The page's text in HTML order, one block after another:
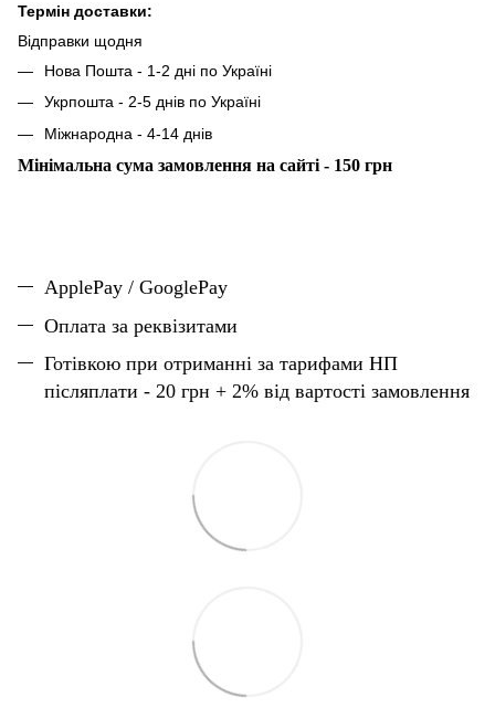
Термін доставки:
Відправки щодня
Нова Пошта - 1-2 дні по Україні
Укрпошта - 2-5 днів по Україні
Міжнародна - 4-14 днів
Мінімальна сума замовлення на сайті - 150 грн
ApplePay / GooglePay
Оплата за реквізитами
Готівкою при отриманні за тарифами НП
післяплати - 20 грн + 2% від вартості замовлення